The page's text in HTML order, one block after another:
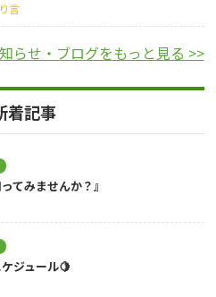
言
らせ・ブログをもっと見る >>
着記事
てみませんか？』
ジュール🍋